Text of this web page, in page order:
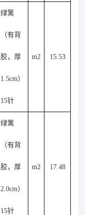
绿篱
（有背
胶，厚
1.5cm）
15针
m2 15.53
绿篱
（有背
胶，厚
2.0cm）
15针
m2 17.48